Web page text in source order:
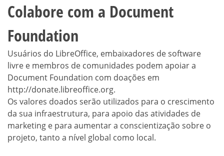
Colabore com a Document
Foundation
Usuários do LibreOffice, embaixadores de software
livre e membros de comunidades podem apoiar a
Document Foundation com doações em
http://donate.libreoffice.org.
Os valores doados serão utilizados para o crescimento
da sua infraestrutura, para apoio das atividades de
marketing e para aumentar a conscientização sobre o
projeto, tanto a nível global como local.